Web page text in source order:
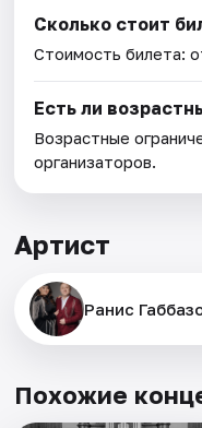
Сколько стоит
Стоимость билета:
Есть ли
Возрастные
организаторов.
Артист
Ранис
Похожие